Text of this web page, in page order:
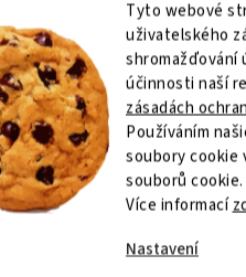
Tyto webové
uživatelského
shromažďování
účinnosti naší
zásadách
Používáním
soubory cookie
souborů cookie.
Více informací
Nastavení
RS Roman
Hodnocení
25.7.2026